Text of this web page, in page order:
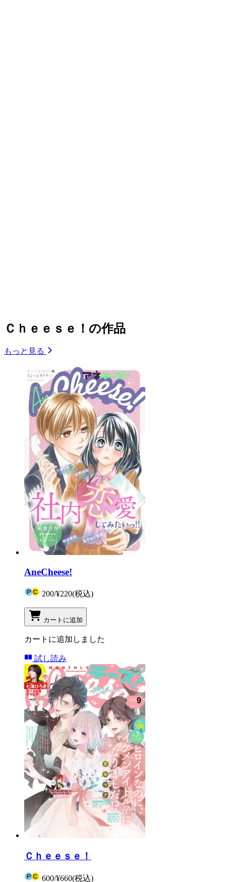
Ｃｈｅｅｓｅ！の作品
もっと見る
AneCheese!
200/¥220(税込)
カートに追加
カートに追加しました
試し読み
Ｃｈｅｅｓｅ！
600/¥660(税込)